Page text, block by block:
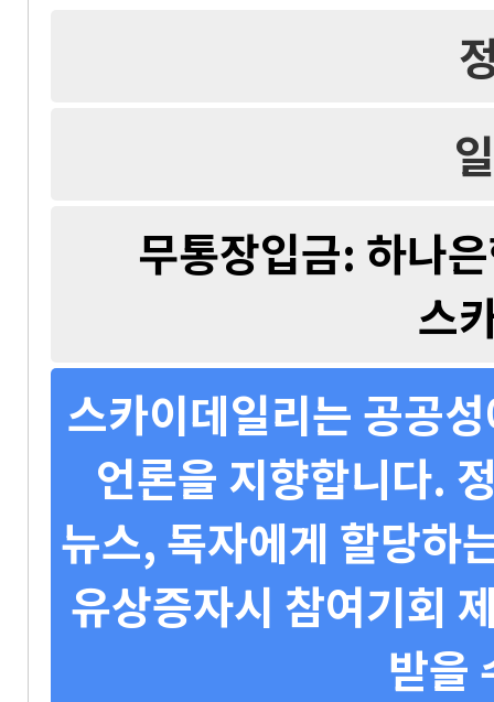
무통장입금: 하나
스
스카이데일리는 공공
언론을 지향합니다.
뉴스, 독자에게 할당하
유상증자시 참여기회
받을